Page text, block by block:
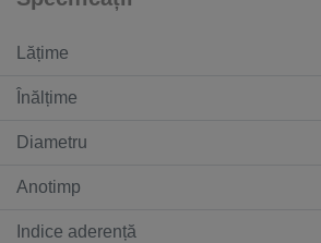
Lățime
Înălțime
Diametru
Anotimp
Indice aderență